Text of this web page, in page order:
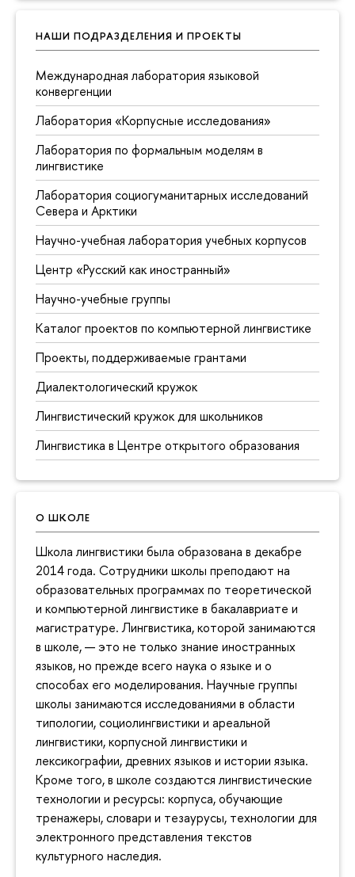
НАШИ ПОДРАЗДЕЛЕНИЯ И ПРОЕКТЫ
Международная лаборатория языковой
конвергенции
Лаборатория «Корпусные исследования»
Лаборатория по формальным моделям в
лингвистике
Лаборатория социогуманитарных исследований
Севера и Арктики
Научно-учебная лаборатория учебных корпусов
Центр «Русский как иностранный»
Научно-учебные группы
Каталог проектов по компьютерной лингвистике
Проекты, поддерживаемые грантами
Диалектологический кружок
Лингвистический кружок для школьников
Лингвистика в Центре открытого образования
О ШКОЛЕ
Школа лингвистики была образована в декабре
2014 года. Сотрудники школы преподают на
образовательных программах по теоретической
и компьютерной лингвистике в бакалавриате и
магистратуре. Лингвистика, которой занимаются
в школе, — это не только знание иностранных
языков, но прежде всего наука о языке и о
способах его моделирования. Научные группы
школы занимаются исследованиями в области
типологии, социолингвистики и ареальной
лингвистики, корпусной лингвистики и
лексикографии, древних языков и истории языка.
Кроме того, в школе создаются лингвистические
технологии и ресурсы: корпуса, обучающие
тренажеры, словари и тезаурусы, технологии для
электронного представления текстов
культурного наследия.